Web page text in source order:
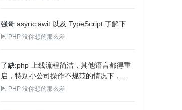
强哥 async awit 以及 TypeScript 了解下
 PHP 没你想的那么差
了缺 php 上线流程简洁，其他语言都得重
启，特别小公司操作不规范的情况下，没
CICD 工具情况下，出问题后 php 影响最
 PHP 没你想的那么差